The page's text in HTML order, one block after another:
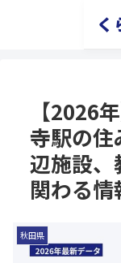
く
【2026
寺駅の住
辺施設、
関わる
秋田県